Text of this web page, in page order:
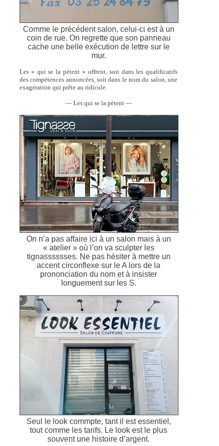
Comme le précédent salon, celui-ci est à un
coin de rue. On regrette que son panneau
cache une belle exécution de lettre sur le
mur.
Les « qui se la pètent » offrent, soit dans les qualificatifs
des compétences annoncées, soit dans le nom du salon, une
exagération qui prête au ridicule.
— Les qui se la pètent —
On n’a pas affaire ici à un salon mais à un
« atelier » où l’on va sculpter les
tignasssssses. Ne pas hésiter à mettre un
accent circonflexe sur le A lors de la
prononciation du nom et à insister
longuement sur les S.
Seul le look commpte, tant il est essentiel,
tout comme les tarifs. Le look est le plus
souvent une histoire d’argent.